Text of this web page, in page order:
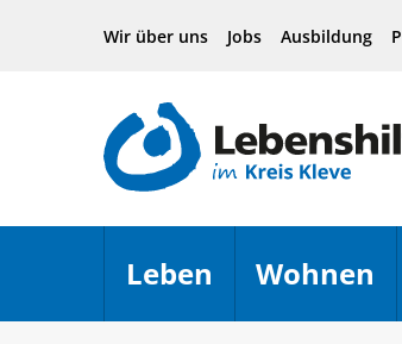
Hauptnavigation
Seiteninhalt
Footer
Wir über uns Jobs Ausbildung
Leben
Menü öffnen
Wohnen